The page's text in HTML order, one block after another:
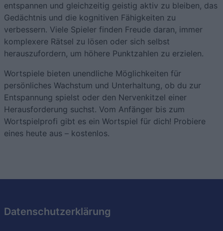
entspannen und gleichzeitig geistig aktiv zu bleiben, das
Gedächtnis und die kognitiven Fähigkeiten zu
verbessern. Viele Spieler finden Freude daran, immer
komplexere Rätsel zu lösen oder sich selbst
herauszufordern, um höhere Punktzahlen zu erzielen.
Wortspiele bieten unendliche Möglichkeiten für
persönliches Wachstum und Unterhaltung, ob du zur
Entspannung spielst oder den Nervenkitzel einer
Herausforderung suchst. Vom Anfänger bis zum
Wortspielprofi gibt es ein Wortspiel für dich! Probiere
eines heute aus – kostenlos.
Datenschutzerklärung